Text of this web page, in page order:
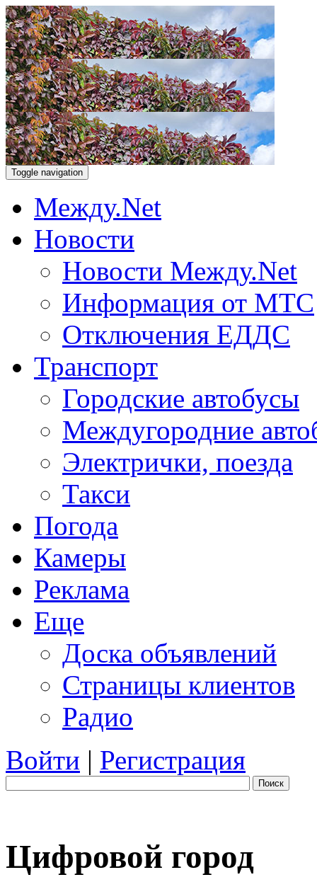
Toggle navigation
Между.Net
Новости
Новости Между.Net
Информация от МТС
Отключения ЕДДС
Транспорт
Городские автобусы
Междугородние
Электрички, поезда
Такси
Погода
Камеры
Реклама
Еще
Доска объявлений
Страницы клиентов
Радио
Войти | Регистрация
Поиск
Цифровой город